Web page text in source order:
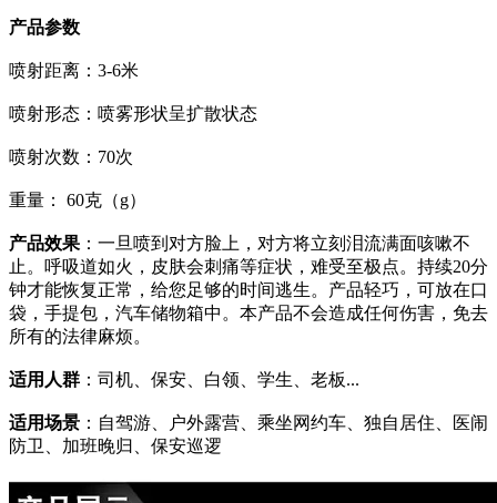
产品参数
喷射距离：3-6米
喷射形态：喷雾形状呈扩散状态
喷射次数：70次
重量： 60克（g）
产品效果 ：一旦喷到对方脸上，对方将立刻泪流满面咳嗽不
止。呼吸道如火，皮肤会刺痛等症状，难受至极点。持续20分
钟才能恢复正常，给您足够的时间逃生。产品轻巧，可放在口
袋，手提包，汽车储物箱中。本产品不会造成任何伤害，免去
所有的法律麻烦。
适用人群 ：司机、保安、白领、学生、老板...
适用场景 ：自驾游、户外露营、乘坐网约车、独自居住、医闹
防卫、加班晚归、保安巡逻